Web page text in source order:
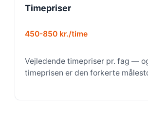
Timepriser
450-850 kr./time
Vejledende timepriser pr. fag —
timeprisen er den forkerte